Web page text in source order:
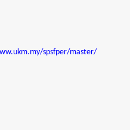
spsfper/master/